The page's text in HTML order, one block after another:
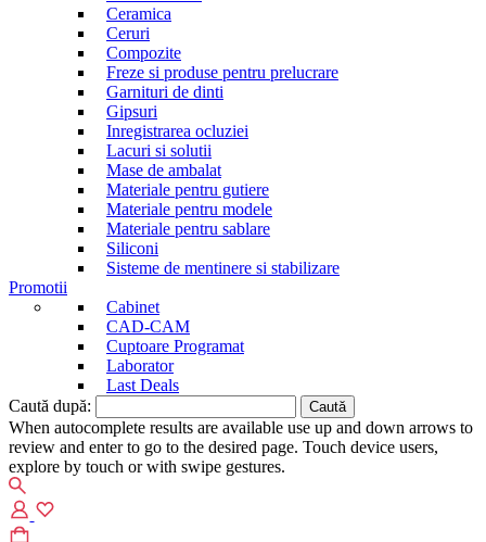
Ceramica
Ceruri
Compozite
Freze si produse pentru prelucrare
Garnituri de dinti
Gipsuri
Inregistrarea ocluziei
Lacuri si solutii
Mase de ambalat
Materiale pentru gutiere
Materiale pentru modele
Materiale pentru sablare
Siliconi
Sisteme de mentinere si stabilizare
Promotii
Cabinet
CAD-CAM
Cuptoare Programat
Laborator
Last Deals
Caută după:
When autocomplete results are available use up and down arrows to
review and enter to go to the desired page. Touch device users,
explore by touch or with swipe gestures.